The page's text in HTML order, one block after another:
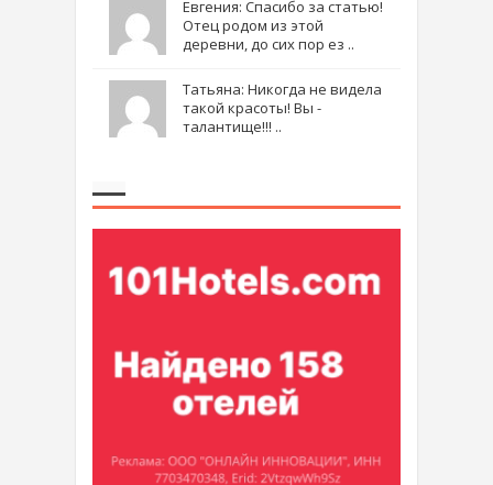
Евгения: Спасибо за статью!
Отец родом из этой
деревни, до сих пор ез ..
Татьяна: Никогда не видела
такой красоты! Вы -
талантище!!! ..